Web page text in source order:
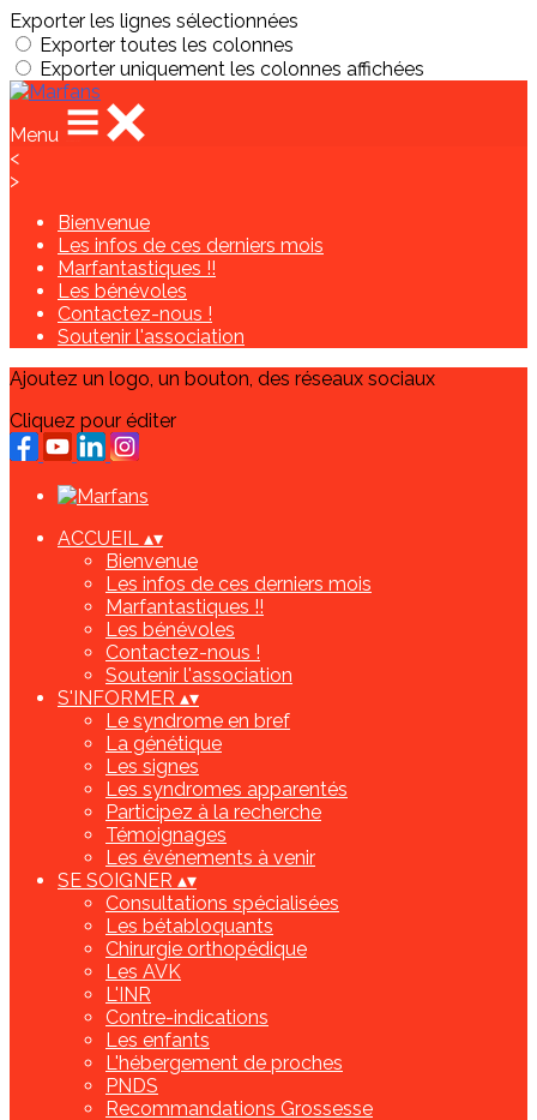
Exporter les lignes sélectionnées
Exporter toutes les colonnes
Exporter uniquement les colonnes affichées
Menu
<
>
Bienvenue
Les infos de ces derniers mois
Marfantastiques !!
Les bénévoles
Contactez-nous !
Soutenir l'association
Ajoutez un logo, un bouton, des réseaux sociaux
Cliquez pour éditer
ACCUEIL ▴▾
Bienvenue
Les infos de ces derniers mois
Marfantastiques !!
Les bénévoles
Contactez-nous !
Soutenir l'association
S'INFORMER ▴▾
Le syndrome en bref
La génétique
Les signes
Les syndromes apparentés
Participez à la recherche
Témoignages
Les événements à venir
SE SOIGNER ▴▾
Consultations spécialisées
Les bétabloquants
Chirurgie orthopédique
Les AVK
L'INR
Contre-indications
Les enfants
L'hébergement de proches
PNDS
Recommandations Grossesse